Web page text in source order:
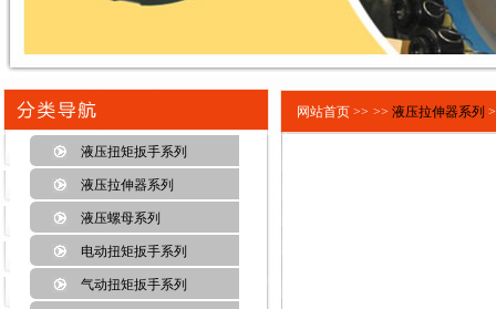
液压扭矩扳手系列
液压拉伸器系列
液压螺母系列
电动扭矩扳手系列
气动扭矩扳手系列
网站首页 >> >> 液压拉伸器系列